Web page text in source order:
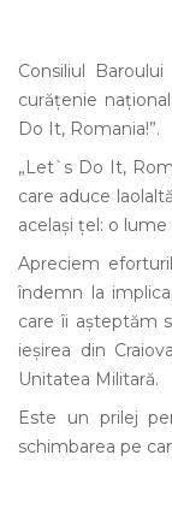
Consiliul
curățenie
Do It, Romania!”.
„Let`s Do It,
care aduce
același țel: o lume
Apreciem
îndemn la
care îi aşteptăm
ieşirea din
Unitatea Militară.
Este un prilej
schimbarea pe